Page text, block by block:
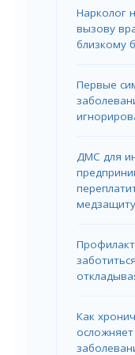
Нарколог
вызову
близкому
Первые
ДМС для
медзащиту
Как